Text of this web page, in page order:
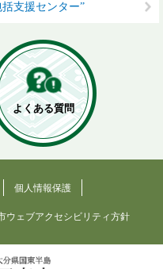
支援センター”
よくある質問
個人情報保護
ウェブアクセシビリティ方針